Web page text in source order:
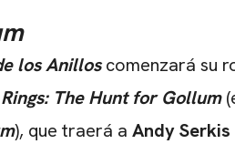
los Anilloscomenzará su
The Hunt for Gollum
), que traerá a Andy Serkis